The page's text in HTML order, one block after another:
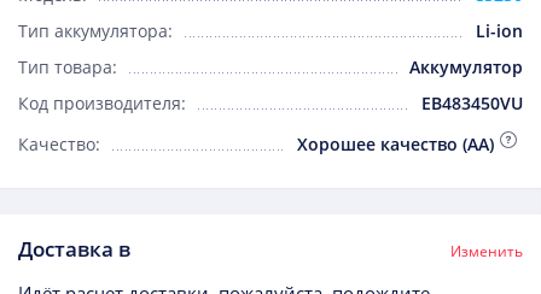
Тип аккумулятора:
Li-ion
Тип товара:
Аккумулятор
Код производителя:
EB483450VU
Качество:
Хорошее качество (AA)
Доставка в Изменить